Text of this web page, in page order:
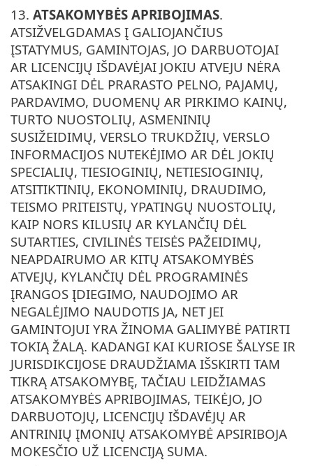
13. ATSAKOMYBĖS APRIBOJIMAS.
ATSIŽVELGDAMAS Į GALIOJANČIUS
ĮSTATYMUS, GAMINTOJAS, JO DARBUOTOJAI
AR LICENCIJŲ IŠDAVĖJAI JOKIU ATVEJU NĖRA
ATSAKINGI DĖL PRARASTO PELNO, PAJAMŲ,
PARDAVIMO, DUOMENŲ AR PIRKIMO KAINŲ,
TURTO NUOSTOLIŲ, ASMENINIŲ
SUSIŽEIDIMŲ, VERSLO TRUKDŽIŲ, VERSLO
INFORMACIJOS NUTEKĖJIMO AR DĖL JOKIŲ
SPECIALIŲ, TIESIOGINIŲ, NETIESIOGINIŲ,
ATSITIKTINIŲ, EKONOMINIŲ, DRAUDIMO,
TEISMO PRITEISTŲ, YPATINGŲ NUOSTOLIŲ,
KAIP NORS KILUSIŲ AR KYLANČIŲ DĖL
SUTARTIES, CIVILINĖS TEISĖS PAŽEIDIMŲ,
NEAPDAIRUMO AR KITŲ ATSAKOMYBĖS
ATVEJŲ, KYLANČIŲ DĖL PROGRAMINĖS
ĮRANGOS ĮDIEGIMO, NAUDOJIMO AR
NEGALĖJIMO NAUDOTIS JA, NET JEI
GAMINTOJUI YRA ŽINOMA GALIMYBĖ PATIRTI
TOKIĄ ŽALĄ. KADANGI KAI KURIOSE ŠALYSE IR
JURISDIKCIJOSE DRAUDŽIAMA IŠSKIRTI TAM
TIKRĄ ATSAKOMYBĘ, TAČIAU LEIDŽIAMAS
ATSAKOMYBĖS APRIBOJIMAS, TEIKĖJO, JO
DARBUOTOJŲ, LICENCIJŲ IŠDAVĖJŲ AR
ANTRINIŲ ĮMONIŲ ATSAKOMYBĖ APSIRIBOJA
MOKESČIO UŽ LICENCIJĄ SUMA.